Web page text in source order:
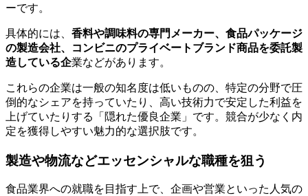
ーです。
具体的には、 香料や調味料の専門メーカー、食品パッケージ
の製造会社、コンビニのプライベートブランド商品を委託製
造している企業などがあります。
これらの企業は一般の知名度は低いものの、特定の分野で圧
倒的なシェアを持っていたり、高い技術力で安定した利益を
上げていたりする「隠れた優良企業」です。競合が少なく内
定を獲得しやすい魅力的な選択肢です。
製造や物流などエッセンシャルな職種を狙う
食品業界への就職を目指す上で、企画や営業といった人気の